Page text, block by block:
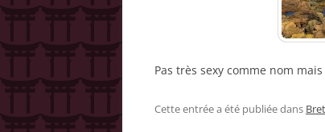
NICK
Pas très sexy comme nom
Cette entrée a été publiée dans